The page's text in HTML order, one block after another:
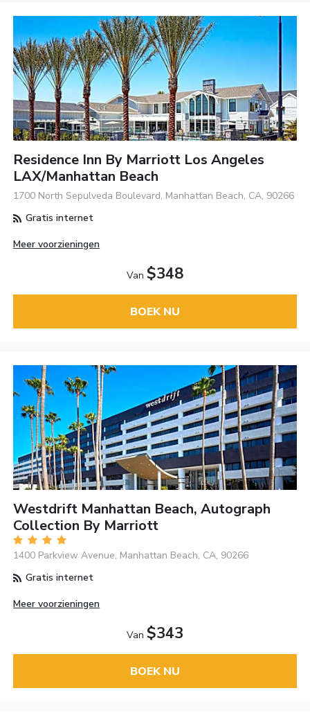
Residence Inn By Marriott Los Angeles
LAX/Manhattan Beach
1700 North Sepulveda Boulevard, Manhattan Beach, CA, 90266
Gratis internet
Meer voorzieningen
Van $348
BOEK NU
Westdrift Manhattan Beach, Autograph
Collection By Marriott
1400 Parkview Avenue, Manhattan Beach, CA, 90266
Gratis internet
Meer voorzieningen
Van $343
BOEK NU